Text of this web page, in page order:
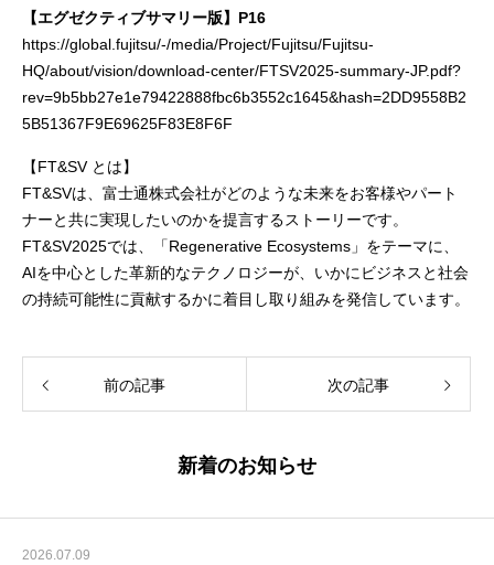
【エグゼクティブサマリー版】P16
https://global.fujitsu/-/media/Project/Fujitsu/Fujitsu-
HQ/about/vision/download-center/FTSV2025-summary-JP.pdf?
rev=9b5bb27e1e79422888fbc6b3552c1645&hash=2DD9558B2
5B51367F9E69625F83E8F6F
【FT&SV とは】
FT&SVは、富士通株式会社がどのような未来をお客様やパート
ナーと共に実現したいのかを提言するストーリーです。
FT&SV2025では、「Regenerative Ecosystems」をテーマに、
AIを中心とした革新的なテクノロジーが、いかにビジネスと社会
の持続可能性に貢献するかに着目し取り組みを発信しています。
前の記事 次の記事
新着のお知らせ
2026.07.09